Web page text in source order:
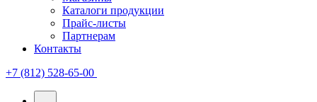
Каталоги продукции
Прайс-листы
Партнерам
Контакты
+7 (812) 528-65-00